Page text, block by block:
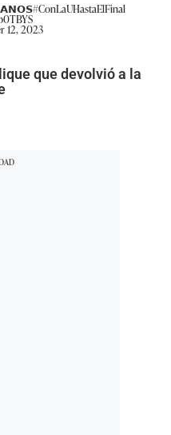
#ConLaUHastaElFinal
12, 2023
que devolvió a la